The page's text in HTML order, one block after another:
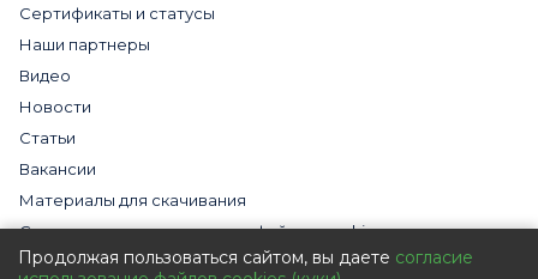
Сертификаты и статусы
Наши партнеры
Видео
Новости
Статьи
Вакансии
Материалы для скачивания
Cогласие на использование файлов cookies
Обработка персональных данных с помощью сервиса
Продолжая пользоваться сайтом, вы даете согласие